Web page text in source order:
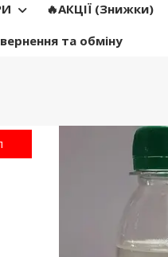
🔥АКЦІЇ (Знижки)
та обміну